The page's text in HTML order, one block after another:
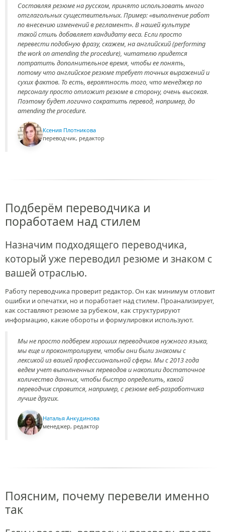
Составляя резюме на русском, принято использовать много
отглагольных существительных. Пример: «выполнение работ
по внесению изменений в регламент». В нашей культуре
такой стиль добавляет кандидату веса. Если просто
перевести подобную фразу, скажем, на английский (performing
the work on amending the procedure), читателю придется
потратить дополнительное время, чтобы ее понять,
потому что английское резюме требует точных выражений и
сухих фактов. То есть, вероятность того, что менеджер по
персоналу просто отложит резюме в сторону, очень высокая.
Поэтому будет логично сократить перевод, например, до
amending the procedure.
Ксения Плотникова
переводчик, редактор
Подберём переводчика и
поработаем над стилем
Назначим подходящего переводчика,
который уже переводил резюме и знаком с
вашей отраслью.
Работу переводчика проверит редактор. Он как минимум отловит
ошибки и опечатки, но и поработает над стилем. Проанализирует,
как составляют резюме за рубежом, как структурируют
информацию, какие обороты и формулировки используют.
Мы не просто подберем хороших переводчиков нужного языка,
мы еще и проконтролируем, чтобы они были знакомы с
лексикой из вашей профессиональной сферы. Мы с 2013 года
ведем учет выполненных переводов и накопили достаточное
количество данных, чтобы быстро определить, какой
переводчик справится, например, с резюме веб-разработчика
лучше других.
Наталья Анкудинова
менеджер, редактор
Поясним, почему перевели именно
так